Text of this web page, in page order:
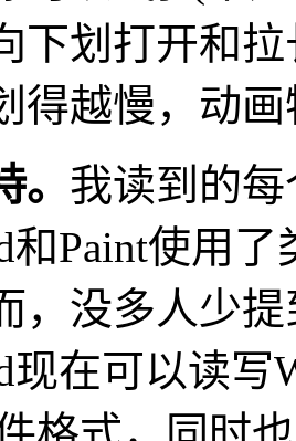
下划打开和
得越慢，动
我读到的每
和Paint使用
，没多人少
现在可以读写